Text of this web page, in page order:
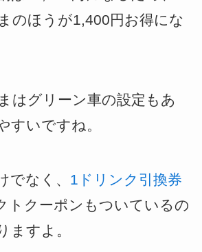
のほうが1,400円お得にな
はグリーン車の設定もあ
すいですね。
でなく、 1ドリンク引換券
トクーポンもついているの
ますよ。